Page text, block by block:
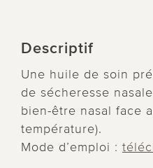
Descriptif
Une huile de soin
de sécheresse
bien-être nasal face
température).
Mode d’emploi :